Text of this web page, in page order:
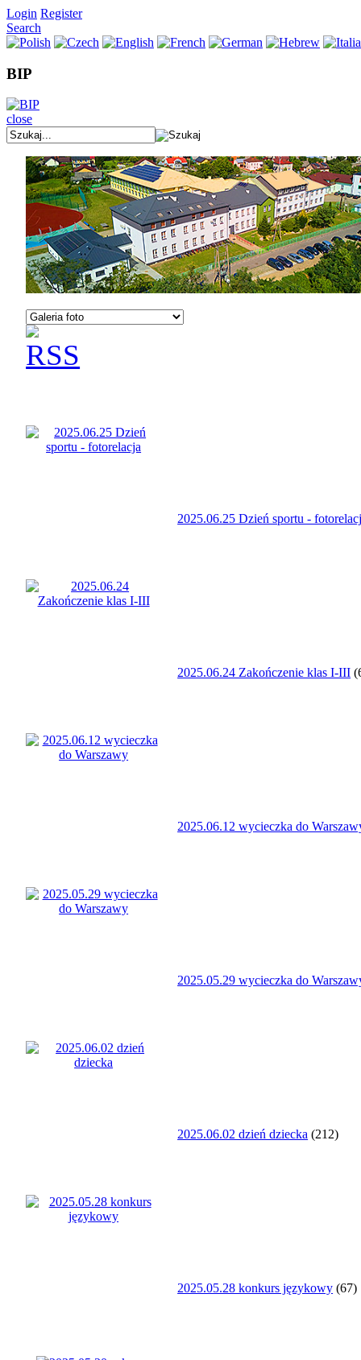
Login Register
Search
BIP
close
2025.06.25 Dzień sportu -
2025.06.24 Zakończenie klas I-III
2025.06.12 wycieczka do
2025.05.29 wycieczka do
2025.06.02 dzień dziecka (212)
2025.05.28 konkurs językowy (67)